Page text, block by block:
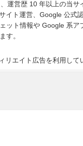
運営歴 10 年以上の当サ
イト運営、Google 公式
ット情報や Google 系
す。
リエイト広告を利用して